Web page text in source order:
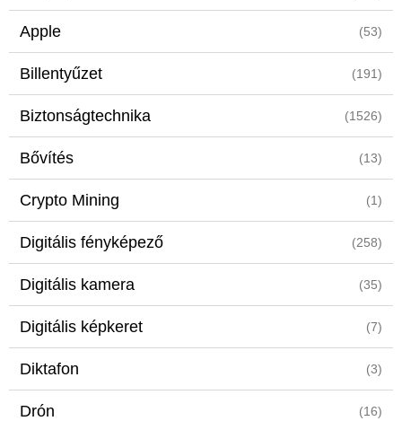
Apple (53)
Billentyűzet (191)
Biztonságtechnika (1526)
Bővítés (13)
Crypto Mining (1)
Digitális fényképező (258)
Digitális kamera (35)
Digitális képkeret (7)
Diktafon (3)
Drón (16)